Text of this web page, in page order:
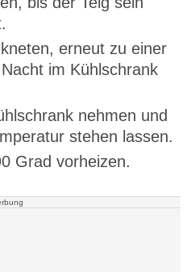
erneut zu einer
im Kühlschrank
nehmen und
stehen lassen.
Grad vorheizen.